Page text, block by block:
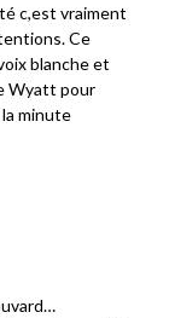
c,est vraiment
Ce
blanche et
Wyatt pour
minute